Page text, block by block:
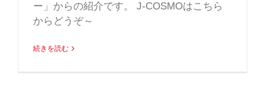
ー」からの紹介です。 J-COSMOはこちら
からどうぞ～
続きを読む